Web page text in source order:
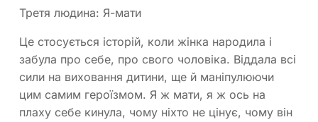
Третя людина: Я-мати
Це стосується історій, коли жінка народила і
забула про себе, про свого чоловіка. Віддала всі
сили на виховання дитини, ще й маніпулюючи
цим самим героїзмом. Я ж мати, я ж ось на
плаху себе кинула, чому ніхто не цінує, чому він